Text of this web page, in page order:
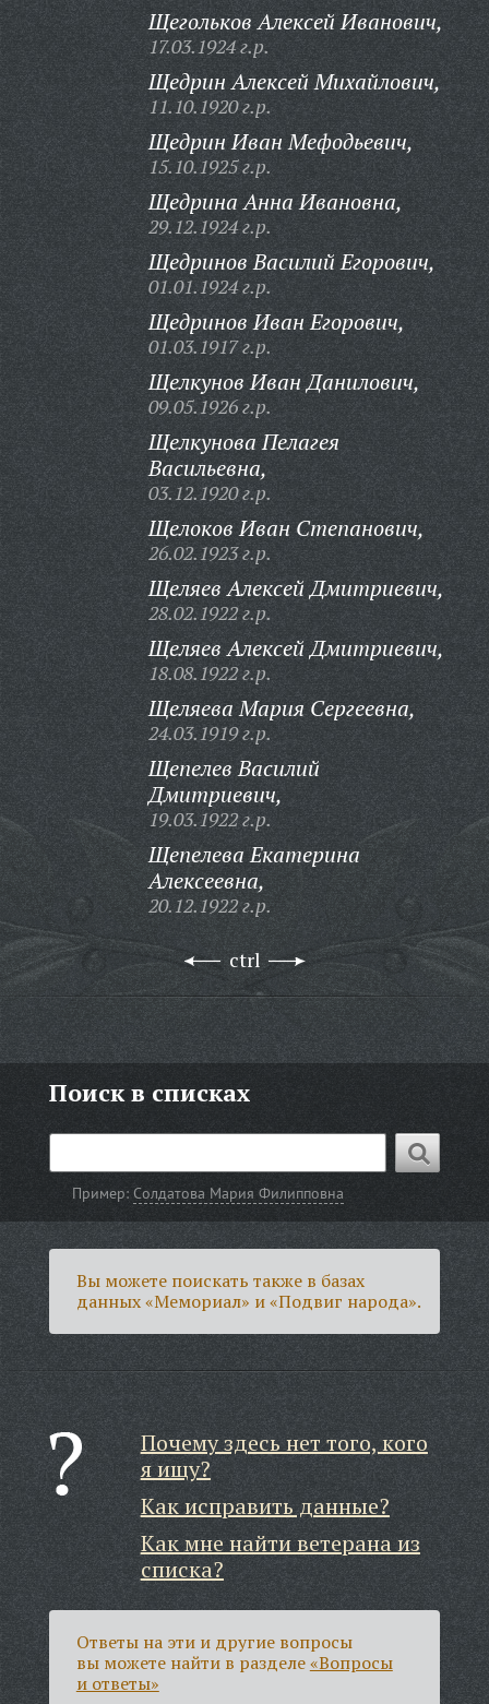
Щегольков Алексей Иванович,
17.03.1924 г.р.
Щедрин Алексей Михайлович,
11.10.1920 г.р.
Щедрин Иван Мефодьевич,
15.10.1925 г.р.
Щедрина Анна Ивановна,
29.12.1924 г.р.
Щедринов Василий Егорович,
01.01.1924 г.р.
Щедринов Иван Егорович,
01.03.1917 г.р.
Щелкунов Иван Данилович,
09.05.1926 г.р.
Щелкунова Пелагея
Васильевна,
03.12.1920 г.р.
Щелоков Иван Степанович,
26.02.1923 г.р.
Щеляев Алексей Дмитриевич,
28.02.1922 г.р.
Щеляев Алексей Дмитриевич,
18.08.1922 г.р.
Щеляева Мария Сергеевна,
24.03.1919 г.р.
Щепелев Василий
Дмитриевич,
19.03.1922 г.р.
Щепелева Екатерина
Алексеевна,
20.12.1922 г.р.
ctrl
Поиск в списках
Пример:Солдатова Мария Филипповна
Вы можете поискать также в базах
данных «Мемориал» и «Подвиг народа».
Почему здесь нет того, кого
я ищу?
Как исправить данные?
Как мне найти ветерана из
списка?
Ответы на эти и другие вопросы
вы можете найти в разделе«Вопросы
и ответы»